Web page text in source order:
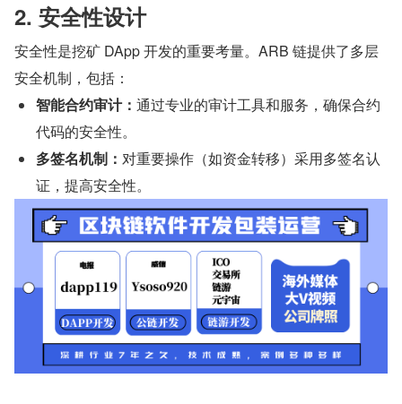
2. 安全性设计
安全性是挖矿 DApp 开发的重要考量。ARB 链提供了多层
安全机制，包括：
智能合约审计： 通过专业的审计工具和服务，确保合约
代码的安全性。
多签名机制： 对重要操作（如资金转移）采用多签名认
证，提高安全性。